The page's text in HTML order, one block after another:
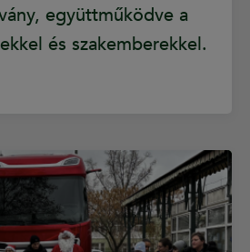
együttműködve a
és szakemberekkel.